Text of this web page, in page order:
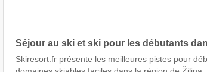
Séjour au ski et ski pour les débutants
Skiresort.fr présente les meilleures pistes pour